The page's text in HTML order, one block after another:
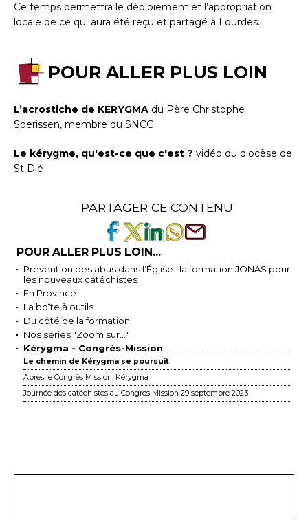
Ce temps permettra le déploiement et l’appropriation
locale de ce qui aura été reçu et partagé à Lourdes.
POUR ALLER PLUS LOIN
L’acrostiche de KERYGMA du Père Christophe
Sperissen, membre du SNCC
Le kérygme, qu'est-ce que c'est ? vidéo du diocèse de
St Dié
PARTAGER CE CONTENU
POUR ALLER PLUS LOIN...
Prévention des abus dans l’Église : la formation JONAS pour
les nouveaux catéchistes
En Province
La boîte à outils
Du côté de la formation
Nos séries "Zoom sur..."
Kérygma - Congrès-Mission
Le chemin de Kérygma se poursuit
Après le Congrès Mission, Kérygma
Journée des catéchistes au Congrès Mission 29 septembre 2023